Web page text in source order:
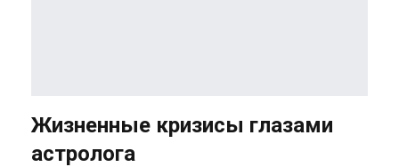
Жизненные кризисы глазами
астролога